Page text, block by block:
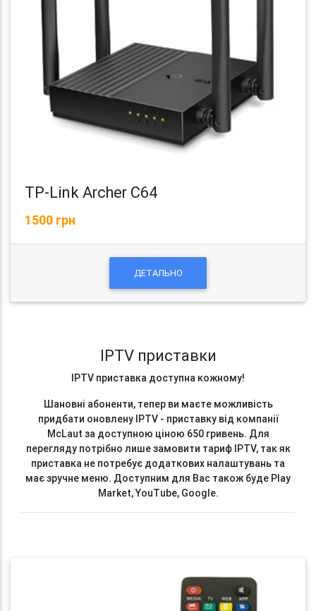
TP-Link Archer C64
1500 грн
ДЕТАЛЬНО
IPTV приставки
IPTV приставка доступна кожному!
Шановні абоненти, тепер ви маєте можливість
придбати оновлену IPTV - приставку від компанії
McLaut за доступною ціною 650 гривень. Для
перегляду потрібно лише замовити тариф IPTV, так як
приставка не потребує додаткових налаштувань та
має зручне меню. Доступним для Вас також буде Play
Market, YouTube, Google.